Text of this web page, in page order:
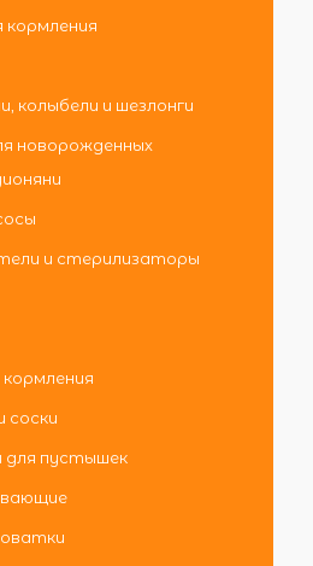
кормления
колыбели и шезлонги
новорожденных
и стерилизаторы
соски
пустышек